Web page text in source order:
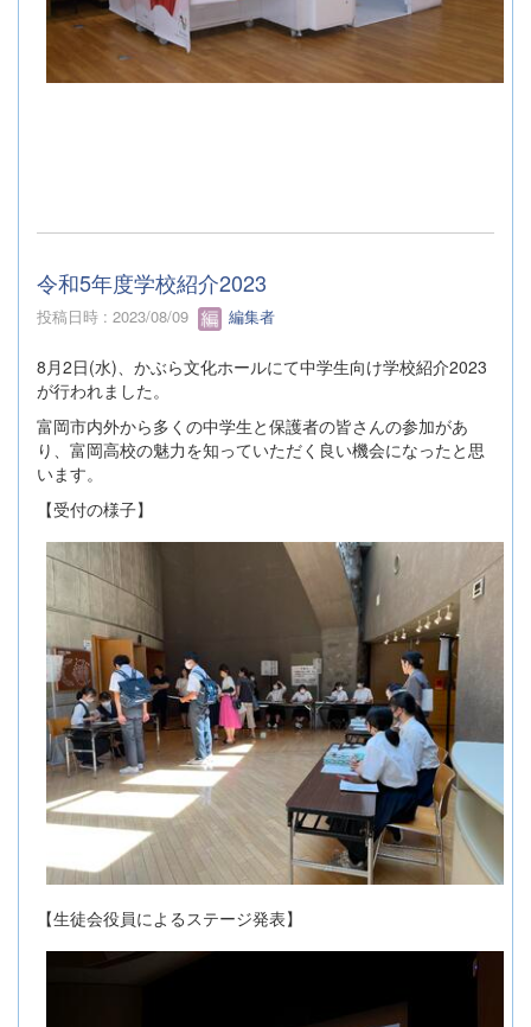
令和5年度学校紹介2023
投稿日時 : 2023/08/09 編集者
8月2日(水)、かぶら文化ホールにて中学生向け学校紹介2023
が行われました。
富岡市内外から多くの中学生と保護者の皆さんの参加があ
り、富岡高校の魅力を知っていただく良い機会になったと思
います。
【受付の様子】
【生徒会役員によるステージ発表】